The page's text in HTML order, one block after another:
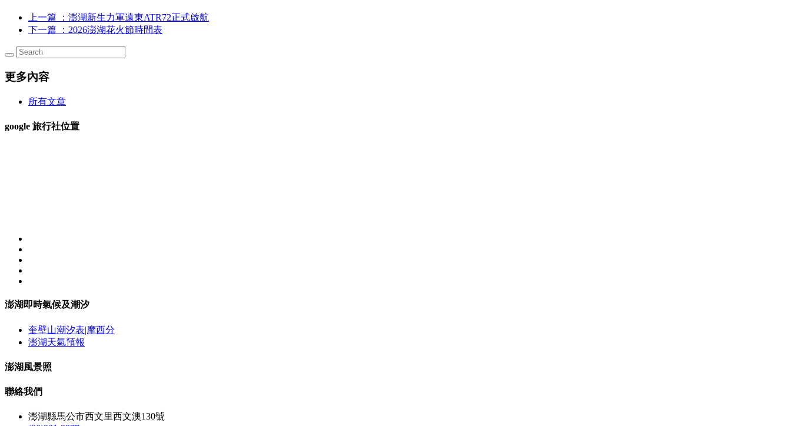
上一篇
：澎湖新生力軍遠東ATR72正式啟航
下一篇
：2026澎湖花火節時間表
更多內容
所有文章
google 旅行社位置
澎湖即時氣候及潮汐
奎壁山潮汐表|摩西分
澎湖天氣預報
澎湖風景照
聯絡我們
澎湖縣馬公市西文里西文澳130號